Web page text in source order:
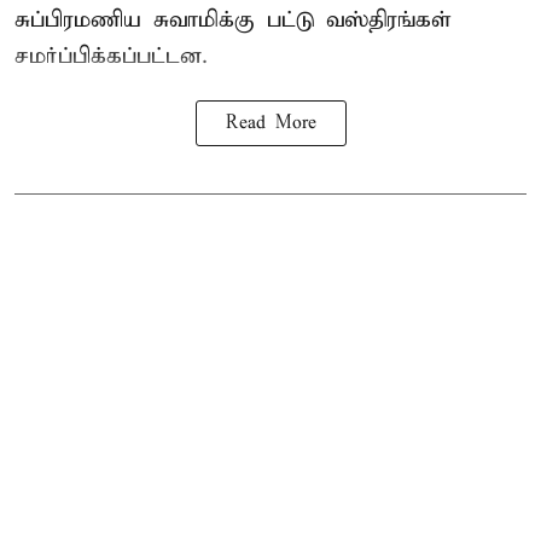
சுப்பிரமணிய சுவாமிக்கு பட்டு வஸ்திரங்கள்
சமர்ப்பிக்கப்பட்டன.
Read More